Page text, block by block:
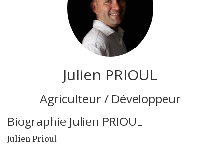
Julien PRIOUL
Agriculteur / Développeur
Biographie Julien PRIOUL
Julien Prioul